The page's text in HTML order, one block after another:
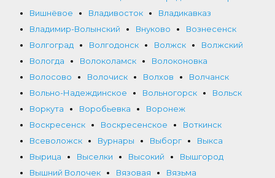
Вишнёвое
Владивосток
Владикавказ
Владимир-Волынский
Внуково
Вознесенск
Волгоград
Волгодонск Волжск
Волжский
Вологда
Волоколамск
Волоконовка
Волосово
Волочиск Волхов
Волчанск
Вольно-Надеждинское
Вольногорск
Вольск
Воркута
Воробьевка
Воронеж
Воскресенск
Воскресенское
Воткинск
Всеволожск
Вурнары Выборг
Выкса
Вырица
Выселки Высокий
Вышгород
Вышний Волочек
Вязовая
Вязьма